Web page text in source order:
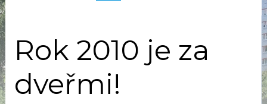
Rok 2010 je za
dveřmi!